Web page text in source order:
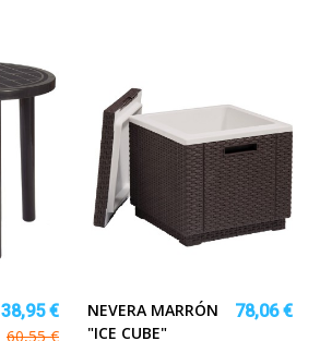
38,95 €
60,55 €
NEVERA MARRÓN
"ICE CUBE"
78,06 €